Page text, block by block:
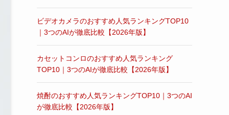
ビデオカメラのおすすめ人気ランキングTOP10
｜3つのAIが徹底比較【2026年版】
カセットコンロのおすすめ人気ランキング
TOP10｜3つのAIが徹底比較【2026年版】
焼酎のおすすめ人気ランキングTOP10｜3つのAI
が徹底比較【2026年版】